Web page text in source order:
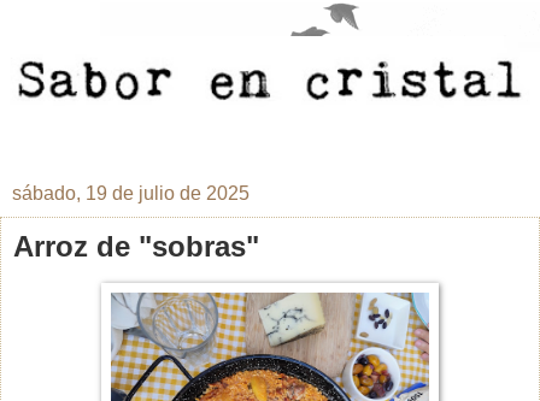
sábado, 19 de julio de 2025
Arroz de "sobras"